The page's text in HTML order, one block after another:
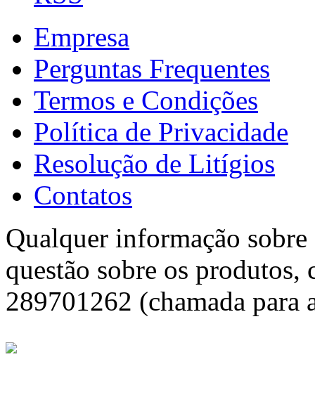
Empresa
Perguntas Frequentes
Termos e Condições
Política de Privacidade
Resolução de Litígios
Contatos
Qualquer informação
questão sobre os
289701262 (chamada para